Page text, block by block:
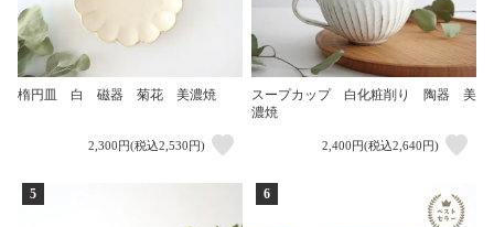
楕円皿 白 磁器 菊花 美濃焼
2,300円(税込2,530円)
スープカップ 白化粧削り 陶器 美
濃焼
2,400円(税込2,640円)
5 6